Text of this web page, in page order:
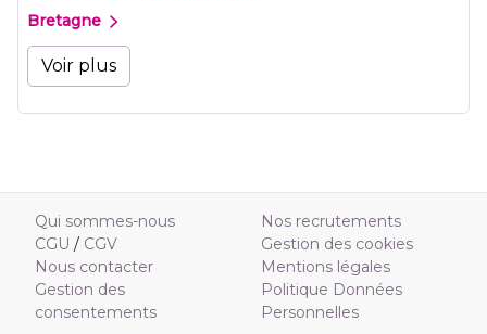
Bretagne
Voir plus
Qui sommes-nous
CGU / CGV
Nous contacter
Gestion des
consentements
Nos recrutements
Gestion des cookies
Mentions légales
Politique Données
Personnelles